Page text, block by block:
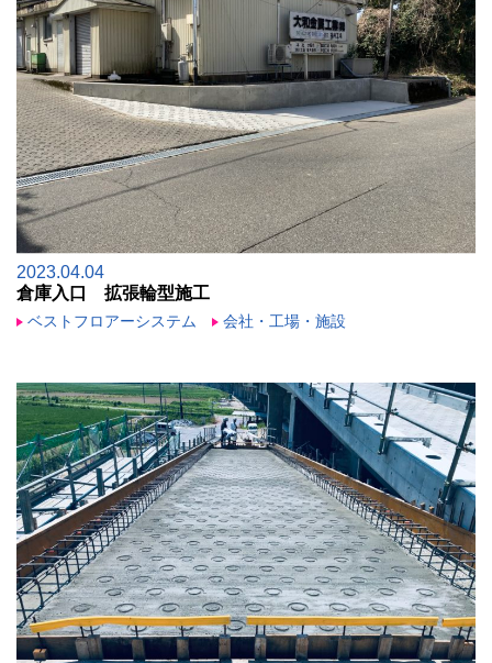
2023.04.04
倉庫入口 拡張輪型施工
ベストフロアーシステム 会社・工場・施設